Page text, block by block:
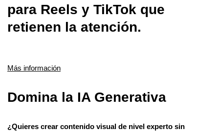
para Reels y TikTok que
retienen la atención.
Más información
Domina la IA Generativa
¿Quieres crear contenido visual de nivel experto sin